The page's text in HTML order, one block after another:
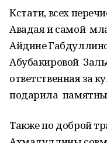
Кстати, всех
Авадая и самой
Айдине
Абубакировой
ответственная за
подарила
Также по доброй